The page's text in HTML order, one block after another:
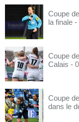
Coupe
la finale -
Coupe
Calais -
Coupe
dans le